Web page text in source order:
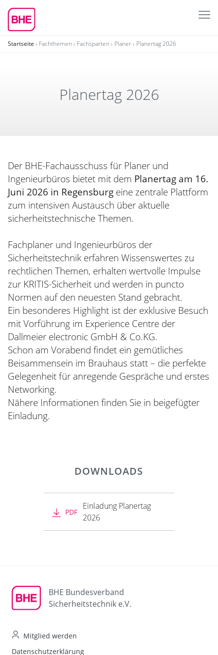
Startseite Fachthemen Fachsparten Planer Planertag 2026
Planertag 2026
Der BHE-Fachausschuss für Planer und
Ingenieurbüros bietet mit dem Planertag am 16.
Juni 2026 in Regensburg eine zentrale Plattform
zum intensiven Austausch über aktuelle
sicherheitstechnische Themen.
Fachplaner und Ingenieurbüros der
Sicherheitstechnik erfahren Wissenswertes zu
rechtlichen Themen, erhalten wertvolle Impulse
zur KRITIS-Sicherheit und werden in puncto
Normen auf den neuesten Stand gebracht.
Ein besonderes Highlight ist der exklusive Besuch
mit Vorführung im Experience Centre der
Dallmeier electronic GmbH & Co.KG.
Schon am Vorabend findet ein gemütliches
Beisammensein im Brauhaus statt – die perfekte
Gelegenheit für anregende Gespräche und erstes
Networking.
Nähere Informationen finden Sie in beigefügter
Einladung.
DOWNLOADS
PDF
Einladung Planertag
2026
BHE Bundesverband
Sicherheitstechnik e.V.
Mitglied werden
Datenschutzerklärung